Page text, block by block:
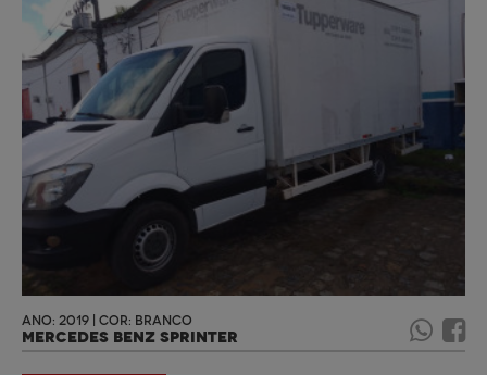
ANO: 2019 | COR: BRANCO
MERCEDES BENZ SPRINTER